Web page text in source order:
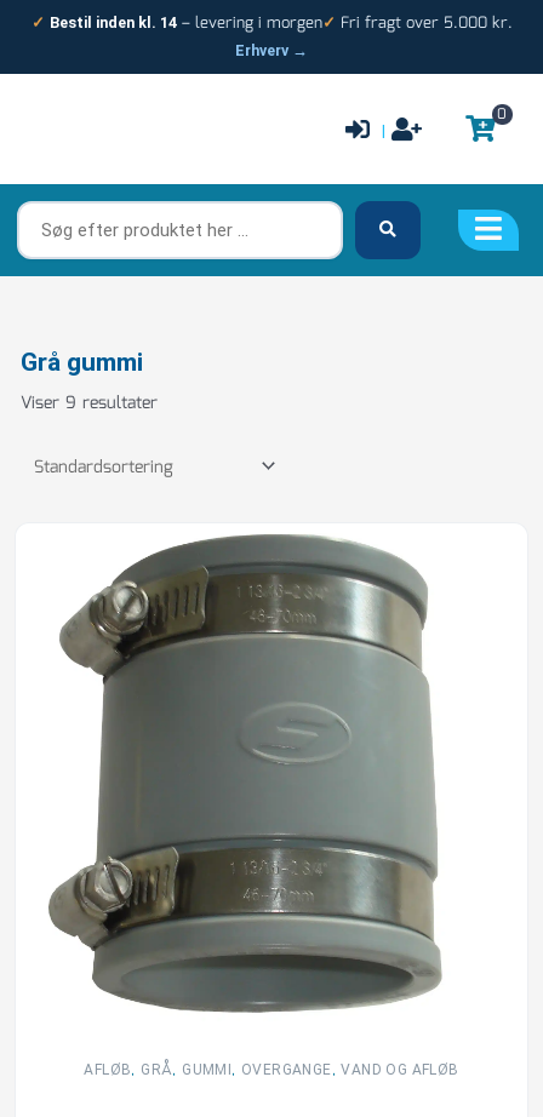
✓ Bestil inden kl. 14– levering i morgen✓ Fri fragt over 5.000 kr.
Erhverv →
|
0
Søg
efter
produktet
Grå gummi
Viser 9 resultater
AFLØB, GRÅ, GUMMI , OVERGANGE,VAND OG AFLØB